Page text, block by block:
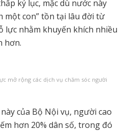
kỷ lục, mặc dù nước này
một con” tồn tại lâu đời từ
lực nhằm khuyến khích nhiều
hơn.
mở rộng các dịch vụ chăm sóc người
của Bộ Nội vụ, người cao
hơn 20% dân số, trong đó